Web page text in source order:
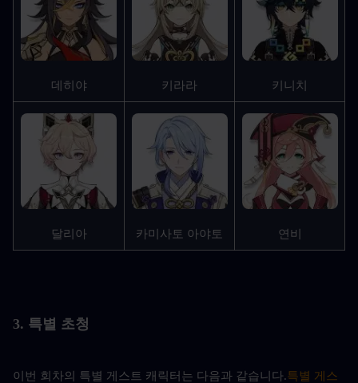
데히야 키라라 키니치
달리아 카미사토 아야토 연비
3. 특별 초청
이번 회차의 특별 게스트 캐릭터는 다음과 같습니다.특별 게스